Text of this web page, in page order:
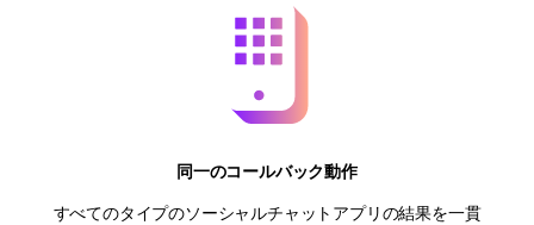
同一のコールバック動作
すべてのタイプのソーシャルチャットアプリの結果を一貫